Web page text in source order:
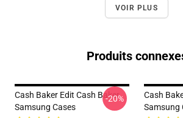
VOIR PLUS
Produits
Cash Baker Edit Cash Baker
Samsung Cases
-20%
Cash
Samsung